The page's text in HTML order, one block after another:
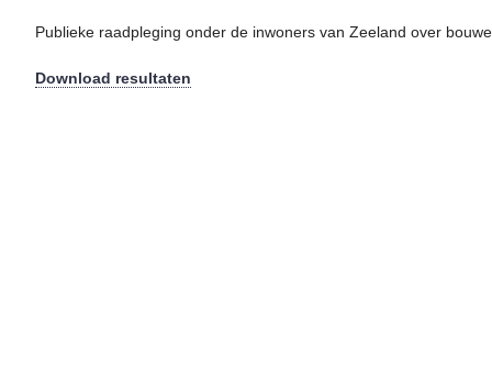
Publieke raadpleging onder de inwoners van Zeeland over
Download resultaten